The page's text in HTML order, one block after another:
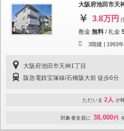
大阪府池田市天
3.8万円 (
敷金 無料 /礼金
3階建 | 1993
大阪府池田市天神1丁目
阪急電鉄宝塚線/石橋阪大前 徒歩6分
ただいま 2人 が
対象者全員に 38,000 円